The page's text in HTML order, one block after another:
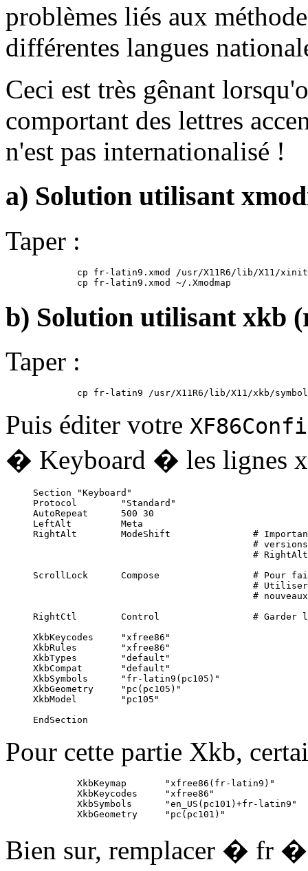
problèmes liés aux
différentes langues
Ceci est très gênant
comportant des lettres
n'est pas internationalisé !
a) Solution utilisant
Taper :
cp fr-latin9.xmod /usr/X11R6/lib/X11/
b) Solution utilisant xkb
Taper :
Puis éditer votre
� Keyboard � les lignes
Section "Keyboard"
Protocol        "Standard"
AutoRepeat      500 30
LeftAlt         Meta
RightAlt        ModeShift               # Important
#
#
ScrollLock      Compose                 # Pour
#
#
RightCtl        Control                 # Garder la
XkbKeycodes     "xfree86"
XkbRules        "xfree86"
XkbTypes        "default"
XkbCompat       "default"
XkbSymbols      "fr-latin9(pc105)"
XkbGeometry     "pc(pc105)"
XkbModel        "pc105"
Pour cette partie Xkb,
        XkbKeymap       "xfree86(fr-latin9)"
        XkbKeycodes     "xfree86"
        XkbSymbols      "en_US(pc101)+fr-latin9"
Bien sur, remplacer �